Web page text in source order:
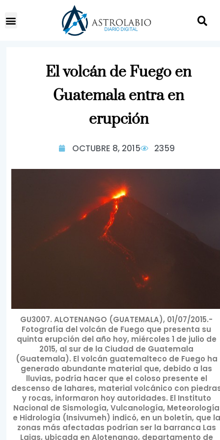
El volcán de Fuego en
Guatemala entra en
erupción
OCTUBRE 8, 2015 2359
GU3007. ALOTENANGO (GUATEMALA), 01/07/2015.-
Fotografía del volcán de Fuego que presenta su
quinta erupción del año hoy, miércoles 1 de julio de
2015, al sur de la Ciudad de Guatemala
(Guatemala). El volcán guatemalteco de Fuego ha
generado abundante material que, debido a las
lluvias, podría hacer que el coloso presente el
descenso de lahares, material volcánico con
y rocas, informaron hoy autoridades. El Instituto
Nacional de Sismología, Vulcanología, Meteorología
e Hidrología (Insivumeh) indicó, en un boletín, que la
zonas más afectadas podrían ser la barranca Las
Lajas, ubicada en Alotenango, departamento de